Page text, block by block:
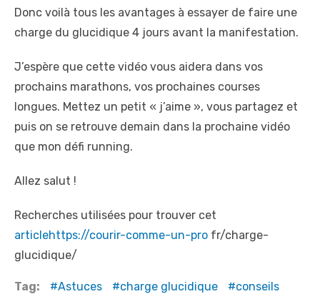
Donc voilà tous les avantages à essayer de faire une
charge du glucidique 4 jours avant la manifestation.
J’espère que cette vidéo vous aidera dans vos
prochains marathons, vos prochaines courses
longues. Mettez un petit « j’aime », vous partagez et
puis on se retrouve demain dans la prochaine vidéo
que mon défi running.
Allez salut !
Recherches utilisées pour trouver cet
articlehttps://courir-comme-un-pro fr/charge-
glucidique/
Tag: Astuces charge glucidique
conseils